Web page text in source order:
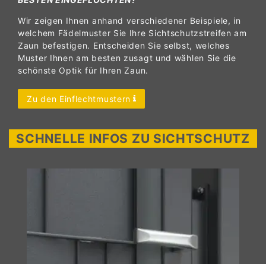
Wir zeigen Ihnen anhand verschiedener Beispiele, in
welchem Fädelmuster Sie Ihre Sichtschutzstreifen am
Zaun befestigen. Entscheiden Sie selbst, welches
Muster Ihnen am besten zusagt und wählen Sie die
schönste Optik für Ihren Zaun.
Zu den Einflechtmustern
SCHNELLE INFOS ZU SICHTSCHUTZ